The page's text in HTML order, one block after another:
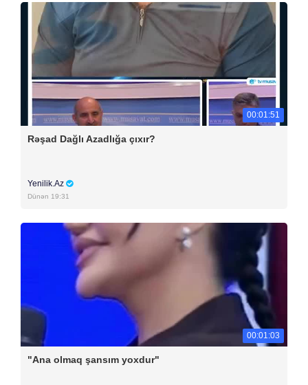
00:01:51
Rəşad Dağlı Azadlığa çıxır?
Yenilik.Az
Dünən 19:31
00:01:03
"Ana olmaq şansım yoxdur"